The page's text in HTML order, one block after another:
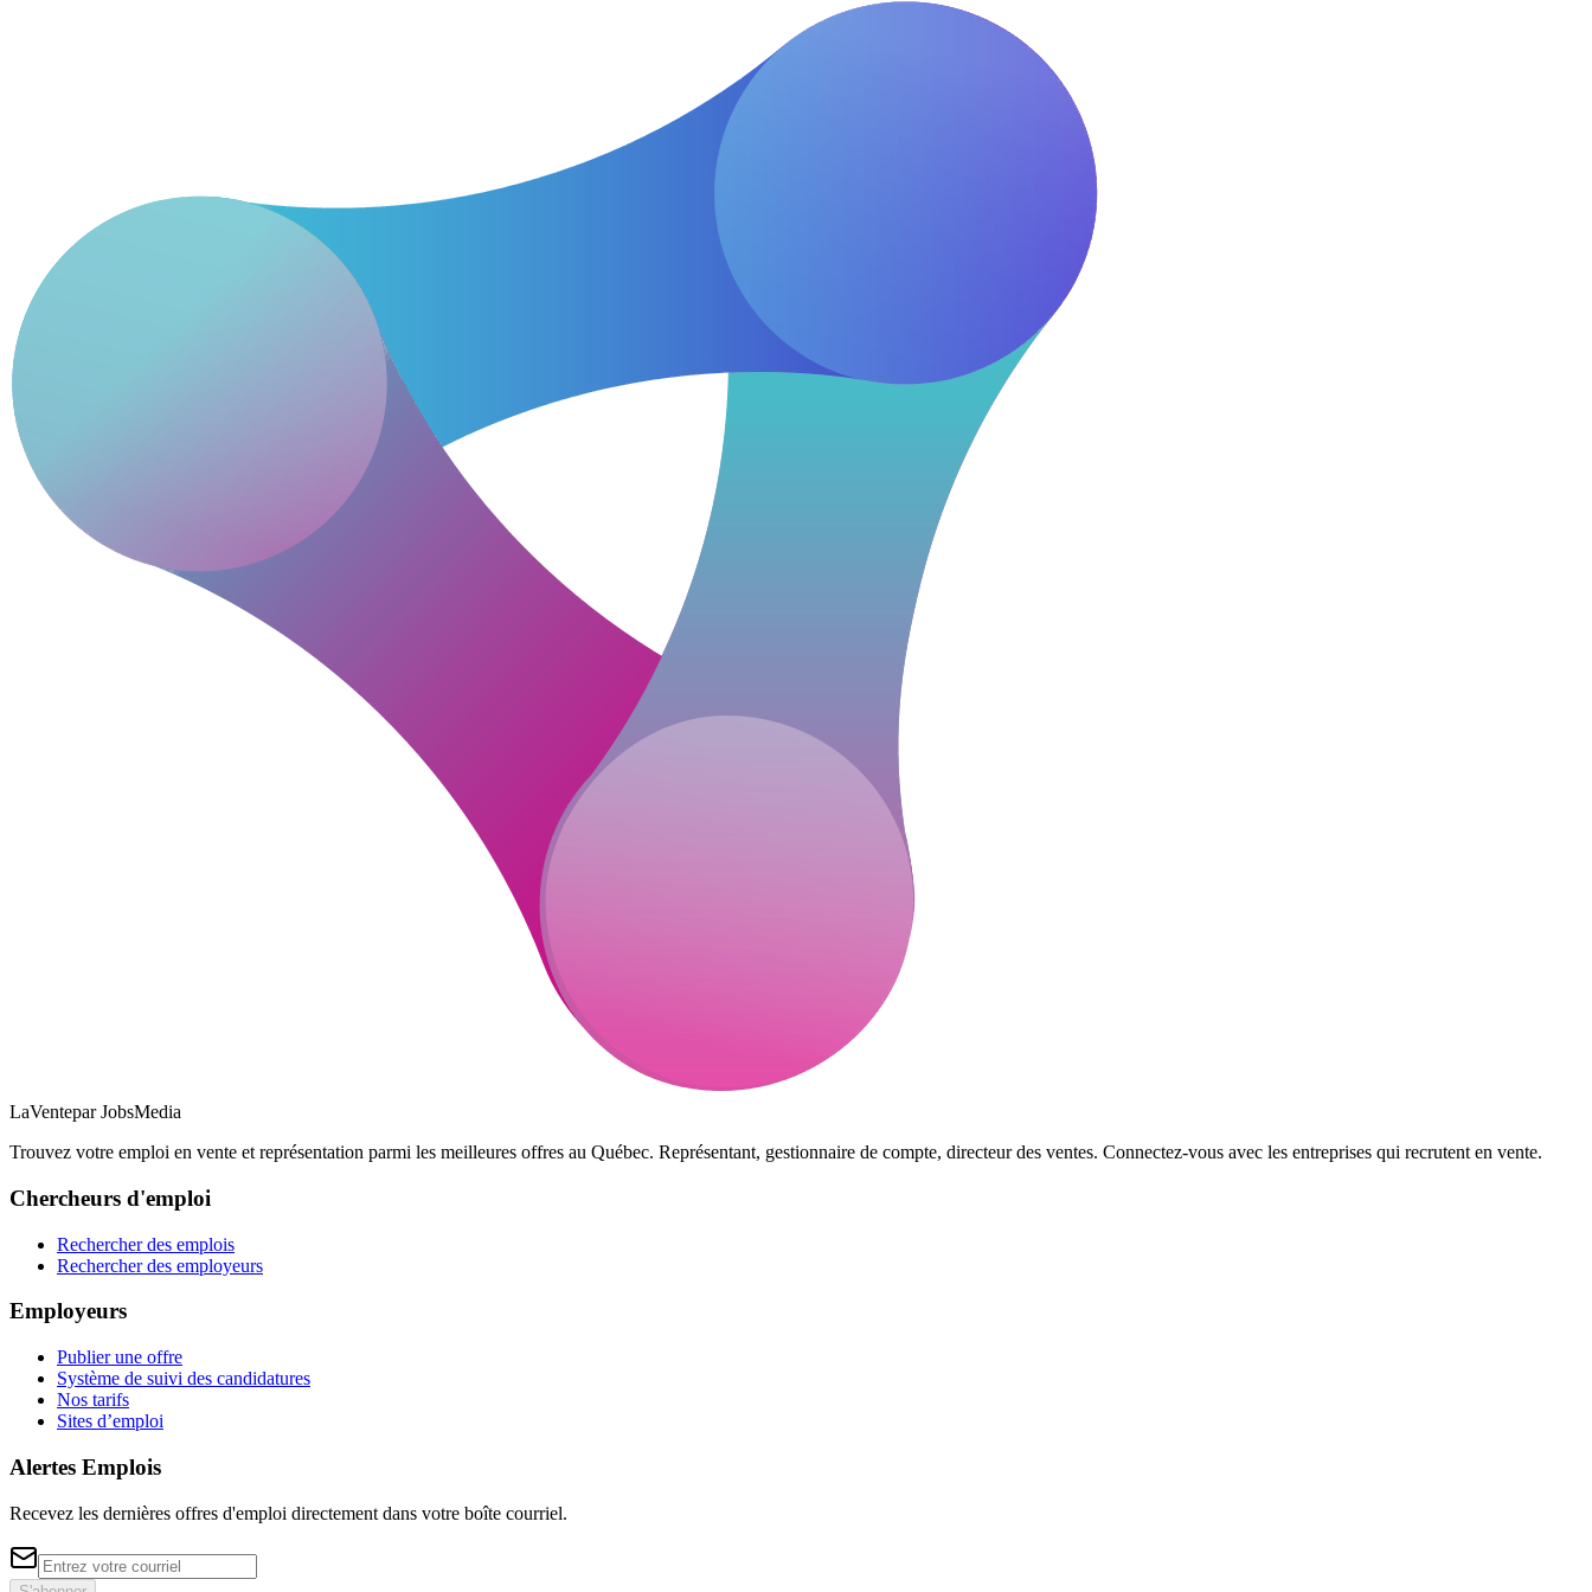
LaVentepar JobsMedia
Trouvez votre emploi en vente et représentation parmi les meilleures offres au Québec. Représentant, gestionnaire de compte, directeur des ventes. Connectez-vous avec les entreprises qui recrutent en vente.
Chercheurs d'emploi
Rechercher des emplois
Rechercher des employeurs
Employeurs
Publier une offre
Système de suivi des candidatures
Nos tarifs
Sites d’emploi
Alertes Emplois
Recevez les dernières offres d'emploi directement dans votre boîte courriel.